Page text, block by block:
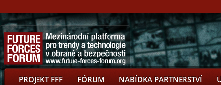
PROJEKT FFF FÓRUM NABÍDKA PARTNERSTVÍ